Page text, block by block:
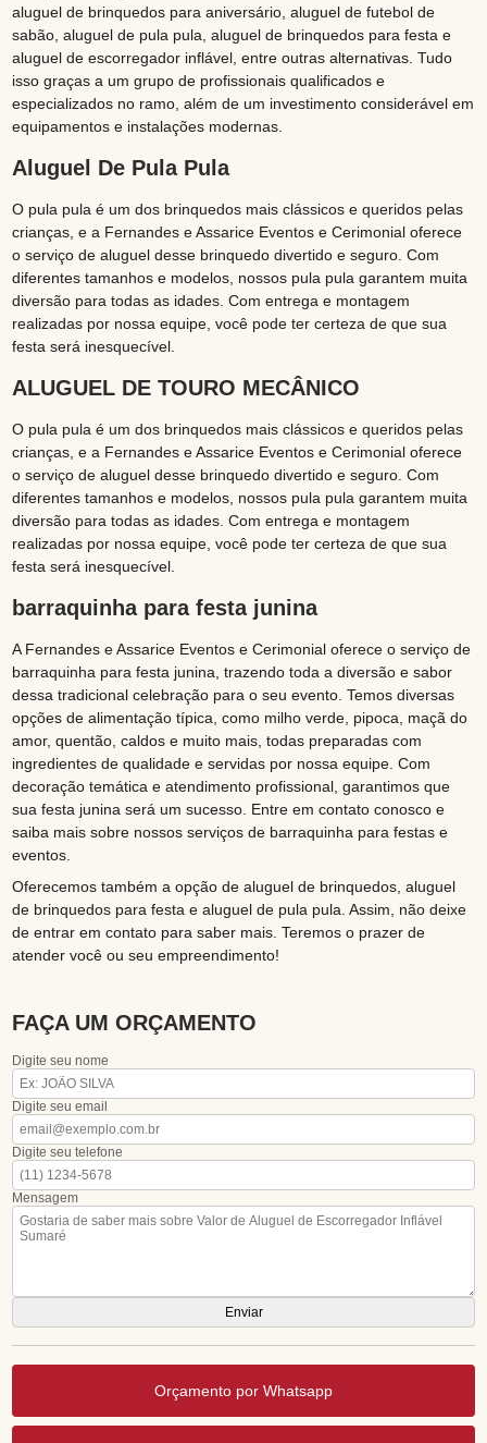
aluguel de brinquedos para aniversário, aluguel de futebol de
sabão, aluguel de pula pula, aluguel de brinquedos para festa e
aluguel de escorregador inflável, entre outras alternativas. Tudo
isso graças a um grupo de profissionais qualificados e
especializados no ramo, além de um investimento considerável em
equipamentos e instalações modernas.
Aluguel De Pula Pula
O pula pula é um dos brinquedos mais clássicos e queridos pelas
crianças, e a Fernandes e Assarice Eventos e Cerimonial oferece
o serviço de aluguel desse brinquedo divertido e seguro. Com
diferentes tamanhos e modelos, nossos pula pula garantem muita
diversão para todas as idades. Com entrega e montagem
realizadas por nossa equipe, você pode ter certeza de que sua
festa será inesquecível.
ALUGUEL DE TOURO MECÂNICO
O pula pula é um dos brinquedos mais clássicos e queridos pelas
crianças, e a Fernandes e Assarice Eventos e Cerimonial oferece
o serviço de aluguel desse brinquedo divertido e seguro. Com
diferentes tamanhos e modelos, nossos pula pula garantem muita
diversão para todas as idades. Com entrega e montagem
realizadas por nossa equipe, você pode ter certeza de que sua
festa será inesquecível.
barraquinha para festa junina
A Fernandes e Assarice Eventos e Cerimonial oferece o serviço de
barraquinha para festa junina, trazendo toda a diversão e sabor
dessa tradicional celebração para o seu evento. Temos diversas
opções de alimentação típica, como milho verde, pipoca, maçã do
amor, quentão, caldos e muito mais, todas preparadas com
ingredientes de qualidade e servidas por nossa equipe. Com
decoração temática e atendimento profissional, garantimos que
sua festa junina será um sucesso. Entre em contato conosco e
saiba mais sobre nossos serviços de barraquinha para festas e
eventos.
Oferecemos também a opção de aluguel de brinquedos, aluguel
de brinquedos para festa e aluguel de pula pula. Assim, não deixe
de entrar em contato para saber mais. Teremos o prazer de
atender você ou seu empreendimento!
FAÇA UM ORÇAMENTO
Digite seu nome
Digite seu email
Digite seu telefone
Mensagem
Orçamento por Whatsapp